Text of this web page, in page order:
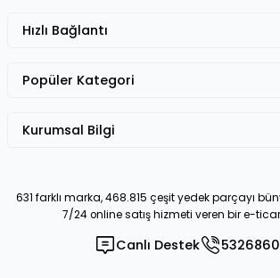
631 farklı marka, 468.815 çeşit yedek parçayı
7/24 online satış hizmeti veren bir e-
Canlı Destek
Hızlı Bağlantı
Popüler Kategori
Kurumsal Bilgi